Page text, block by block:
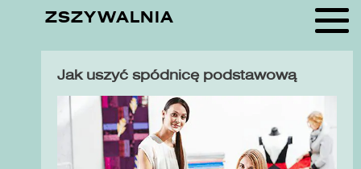
ZSZYWALNIA
Jak uszyć spódnicę podstawową